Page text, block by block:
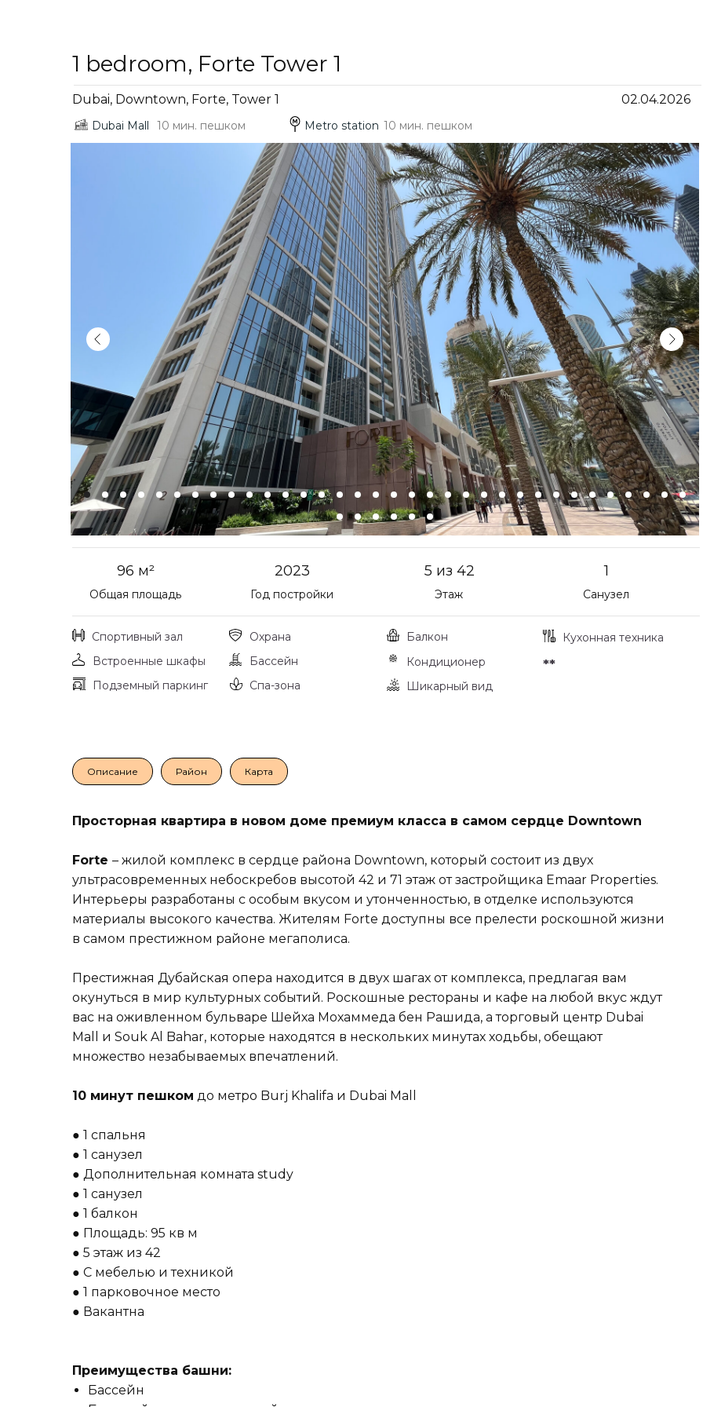
1 bedroom, Forte Tower 1
Dubai, Downtown, Forte, Tower 1
Dubai Mall 10 мин. пешком
96 м²
Общая площадь
2023
Год постройки
5 из 42
Этаж
1
Санузел
Встроенные шкафы
Подземный паркинг
Охрана
Бассейн
Спа-зона
Балкон
Кондиционер
Шикарный вид
Кухонная техника
Спортивный зал
02.04.2026
**
Metro station 10 мин. пешком
Описание Район Карта
Просторная квартира в новом доме премиум класса в самом сердце Downtown
Forte – жилой комплекс в сердце района Downtown, который состоит из двух
ультрасовременных небоскребов высотой 42 и 71 этаж от застройщика Emaar Properties.
Интерьеры разработаны с особым вкусом и утонченностью, в отделке используются
материалы высокого качества. Жителям Forte доступны все прелести роскошной жизни
в самом престижном районе мегаполиса.
Престижная Дубайская опера находится в двух шагах от комплекса, предлагая вам
окунуться в мир культурных событий. Роскошные рестораны и кафе на любой вкус ждут
вас на оживленном бульваре Шейха Мохаммеда бен Рашида, а торговый центр Dubai
Mall и Souk Al Bahar, которые находятся в нескольких минутах ходьбы, обещают
множество незабываемых впечатлений.
10 минут пешком до метро Burj Khalifa и Dubai Mall
● 1 спальня
● 1 санузел
● Дополнительная комната study
● 1 санузел
● 1 балкон
● Площадь: 95 кв м
● 5 этаж из 42
● С мебелью и техникой
● 1 парковочное место
● Вакантна
Преимущества башни:
Бассейн